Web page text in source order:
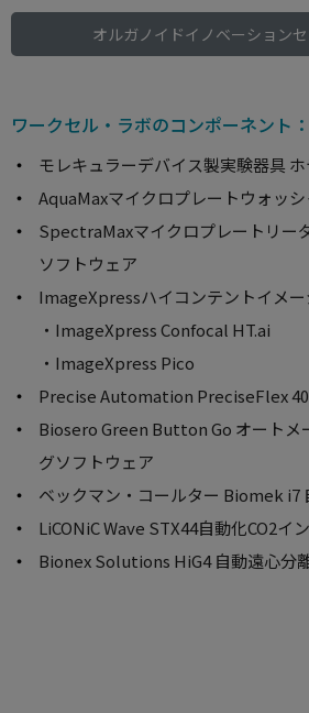
オルガノイドイノベーション
ワークセル・ラボのコンポーネント：
モレキュラーデバイス製実験器具
AquaMaxマイクロプレートウォッシ
SpectraMaxマイクロプレートリー
ソフトウェア
ImageXpressハイコンテントイメー
・ImageXpress Confocal HT.ai
・ImageXpress Pico
Precise Automation PreciseFlex
Biosero Green Button Go オートメ
グソフトウェア
ベックマン・コールター Biomek i7
LiCONiC Wave STX44自動化CO2イ
Bionex Solutions HiG4 自動遠心分